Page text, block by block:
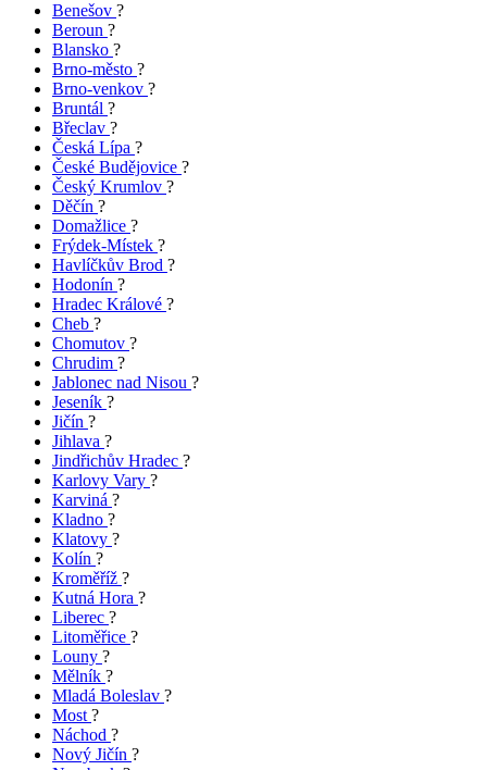
Benešov ?
Beroun ?
Blansko ?
Brno-město ?
Brno-venkov ?
Bruntál ?
Břeclav ?
Česká Lípa ?
České Budějovice ?
Český Krumlov ?
Děčín ?
Domažlice ?
Frýdek-Místek ?
Havlíčkův Brod ?
Hodonín ?
Hradec Králové ?
Cheb ?
Chomutov ?
Chrudim ?
Jablonec nad Nisou ?
Jeseník ?
Jičín ?
Jihlava ?
Jindřichův Hradec ?
Karlovy Vary ?
Karviná ?
Kladno ?
Klatovy ?
Kolín ?
Kroměříž ?
Kutná Hora ?
Liberec ?
Litoměřice ?
Louny ?
Mělník ?
Mladá Boleslav ?
Most ?
Náchod ?
Nový Jičín ?